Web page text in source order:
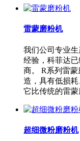
雷蒙磨粉机
我们公司专业
经验，科菲达
商。 R系列雷
造，具有低损
它比传统的雷蒙
超细微粉磨粉机